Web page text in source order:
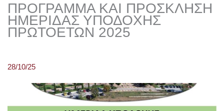
ΠΡΟΓΡΑΜΜΑ ΚΑΙ ΠΡΟΣΚΛΗΣΗ
ΗΜΕΡΙΔΑΣ ΥΠΟΔΟΧΗΣ
ΠΡΩΤΟΕΤΩΝ 2025
28/10/25